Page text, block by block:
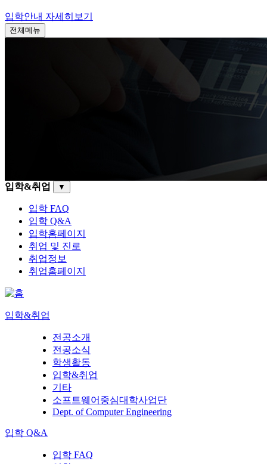
입학안내 자세히보기
전체메뉴
입학&취업 ▼
입학 FAQ
입학 Q&A
입학홈페이지
취업 및 진로
취업정보
취업홈페이지
입학&취업
전공소개
전공소식
학생활동
입학&취업
기타
소프트웨어중심대학사업단
Dept. of Computer Engineering
입학 Q&A
입학 FAQ